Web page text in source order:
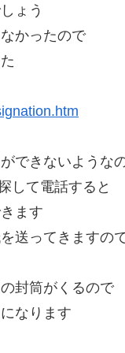
ょう
かったので
できないような
して電話すると
ます
送ってきますの
封筒がくるので
なります